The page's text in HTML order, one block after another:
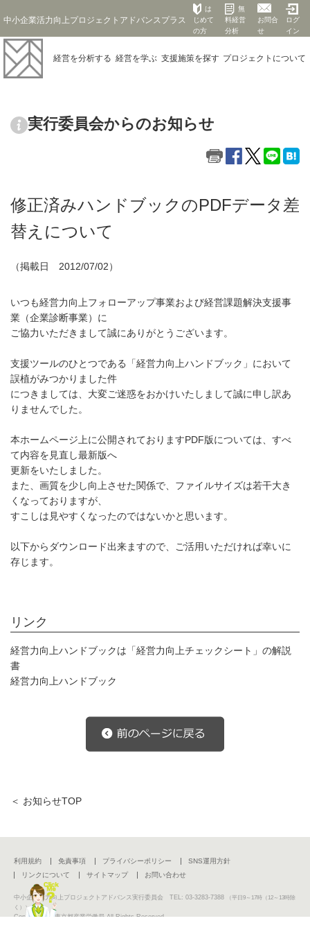
中小企業活力向上プロジェクトアドバンスプラス
は
じめて
の方
無
料経営
分析
お問合
せ
ログ
イン
経営を分析する 経営を学ぶ 支援施策を探す プロジェクト について
実行委員会からのお知らせ
修正済みハンドブックのPDFデータ差
替えについて
（掲載日 2012/07/02）
いつも経営力向上フォローアップ事業および経営課題解決支援事
業（企業診断事業）に
ご協力いただきまして誠にありがとうございます。
支援ツールのひとつである「経営力向上ハンドブック」において
誤植がみつかりました件
につきましては、大変ご迷惑をおかけいたしまして誠に申し訳あ
りませんでした。
本ホームページ上に公開されておりますPDF版については、すべ
て内容を見直し最新版へ
更新をいたしました。
また、画質を少し向上させた関係で、ファイルサイズは若干大き
くなっておりますが、
すこしは見やすくなったのではないかと思います。
以下からダウンロード出来ますので、ご活用いただければ幸いに
存じます。
リンク
経営力向上ハンドブックは「経営力向上チェックシート」の解説
書
経営力向上ハンドブック
＜ お知らせTOP
利用規約 免責事項 プライバシーポリシー
SNS運用方針
リンクについて
サイトマップ お問い合わせ
中小企業活力向上プロジェクトアドバンス実行委員会 TEL: 03-3283-7388
（平日9～17時（12～13時除
く））
Copyright (C) 東京都産業労働局 All Rights Reserved.